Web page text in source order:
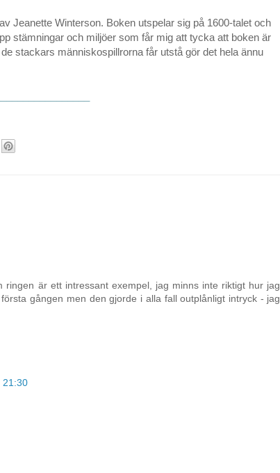
Jeanette Winterson. Boken utspelar sig på 1600-talet och
stämningar och miljöer som får mig att tycka att boken är
stackars människospillrorna får utstå gör det hela ännu
är ett intressant exempel, jag minns inte riktigt hur jag
gången men den gjorde i alla fall outplånligt intryck - jag
21:30